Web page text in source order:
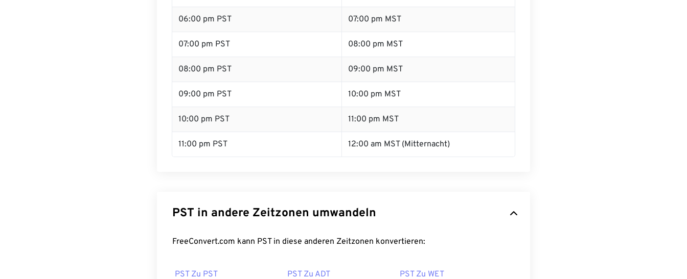
06:00 pm PST 07:00 pm MST
07:00 pm PST 08:00 pm MST
08:00 pm PST 09:00 pm MST
09:00 pm PST 10:00 pm MST
10:00 pm PST 11:00 pm MST
11:00 pm PST 12:00 am MST (Mitternacht)
PST in andere Zeitzonen umwandeln
FreeConvert.com kann PST in diese anderen Zeitzonen konvertieren:
PST Zu PST PST Zu ADT PST Zu WET